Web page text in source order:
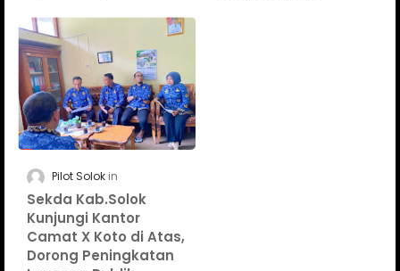
Pilot Solok
Sekda Kab.Solok
Kunjungi Kantor
Camat X Koto di Atas,
Dorong Peningkatan